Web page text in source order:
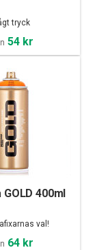
tryck
54 kr
400ml
val!
64 kr